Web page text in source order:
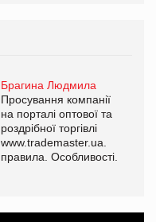
Брагина Людмила
Просування компанії
на порталі оптової та
роздрібної торгівлі
www.trademaster.ua.
правила. Особливості.